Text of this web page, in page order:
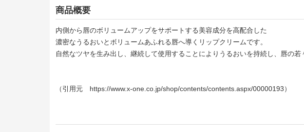
商品概要
内側から唇のボリュームアップをサポートする美容成分を高配合した
濃密なうるおいとボリュームあふれる唇へ導くリップクリームです。
自然なツヤを生み出し、継続して使用することによりうるおいを持続し、唇の若
（引用元 https://www.x-one.co.jp/shop/contents/contents.aspx/00000193）